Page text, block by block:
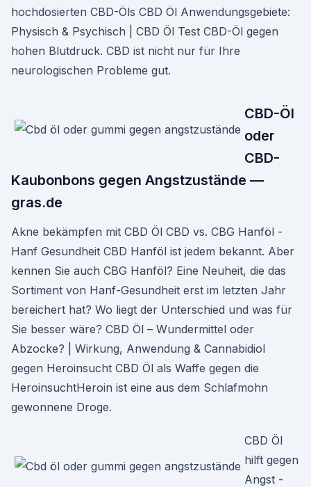
hochdosierten CBD-Öls CBD Öl Anwendungsgebiete:
Physisch & Psychisch | CBD Öl Test CBD-Öl gegen
hohen Blutdruck. CBD ist nicht nur für Ihre
neurologischen Probleme gut.
CBD-Öl
oder
CBD-
Kaubonbons gegen Angstzustände —
gras.de
Akne bekämpfen mit CBD Öl CBD vs. CBG Hanföl -
Hanf Gesundheit CBD Hanföl ist jedem bekannt. Aber
kennen Sie auch CBG Hanföl? Eine Neuheit, die das
Sortiment von Hanf-Gesundheit erst im letzten Jahr
bereichert hat? Wo liegt der Unterschied und was für
Sie besser wäre? CBD Öl – Wundermittel oder
Abzocke? | Wirkung, Anwendung & Cannabidiol
gegen Heroinsucht CBD Öl als Waffe gegen die
HeroinsuchtHeroin ist eine aus dem Schlafmohn
gewonnene Droge.
CBD Öl
hilft gegen
Angst -